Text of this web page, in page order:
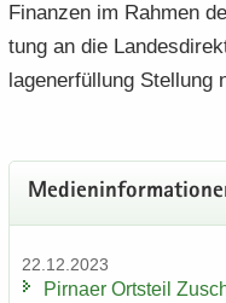
Fi­nan­zen im Rah­men
tung an die
la­gen­er­fül­lung Stel­lung
22.12.2023
Pirna­er Orts­teil